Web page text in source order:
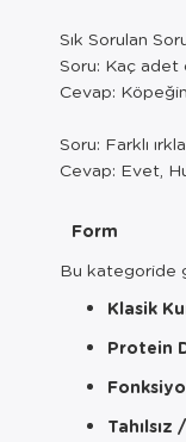
Sık Sorulan
Soru: Kaç adet
Cevap:
Soru: Farklı
Cevap: Evet,
Form
Bu kategoride
Klasik
Protein